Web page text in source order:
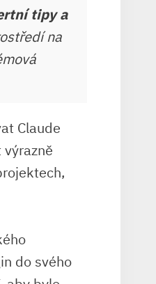
tipy a
na
Claude⁤
do svého